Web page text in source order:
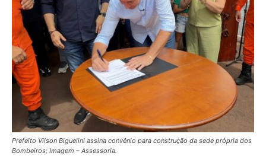
Prefeito Vilson Biguelini assina convênio para construção da sede própria dos
Bombeiros; Imagem – Assessoria.